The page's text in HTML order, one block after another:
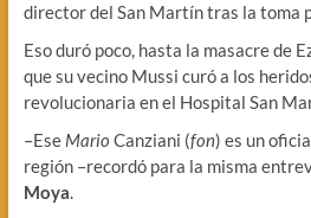
director del San Martín tras la toma
Eso duró poco, hasta la masacre de
que su vecino Mussi curó a los
revolucionaria en el Hospital San
–Ese Mario Canziani (fon) es un
región –recordó para la misma
Moya.